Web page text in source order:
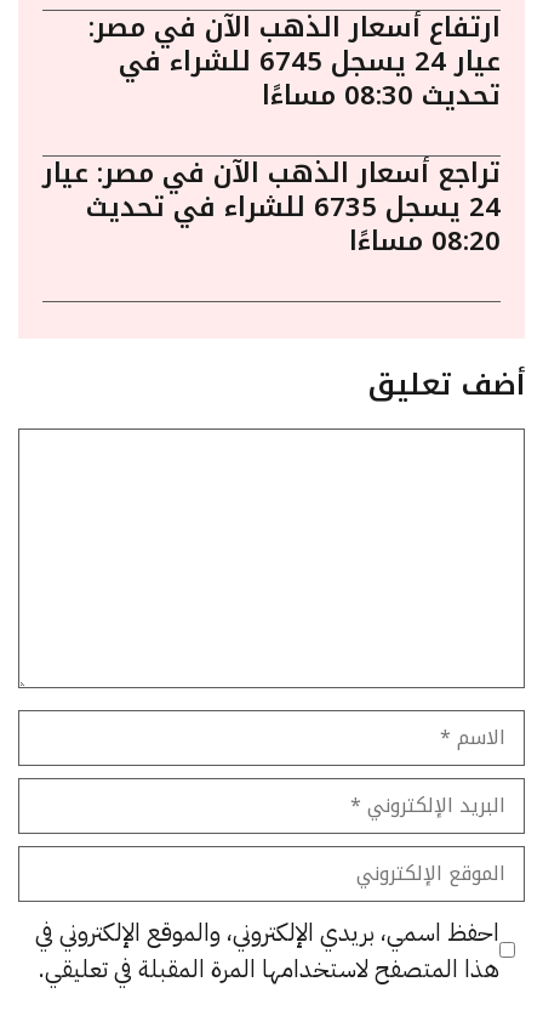
ارتفاع أسعار الذهب الآن في مصر:
عيار 24 يسجل 6745 للشراء في
تحديث 08:30 مساءًا
تراجع أسعار الذهب الآن في مصر: عيار
24 يسجل 6735 للشراء في تحديث
08:20 مساءًا
أضف تعليق
الاسم
البريد
الإلكتروني
الموقع
الإلكتروني
احفظ اسمي، بريدي الإلكتروني، والموقع الإلكتروني في
هذا المتصفح لاستخدامها المرة المقبلة في تعليقي.